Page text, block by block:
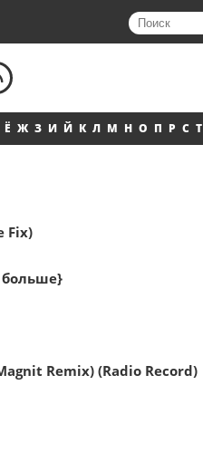
Ё Ж З И Й К Л М Н О П Р С Т
Fix)
больше}
Remix) (Radio Record)